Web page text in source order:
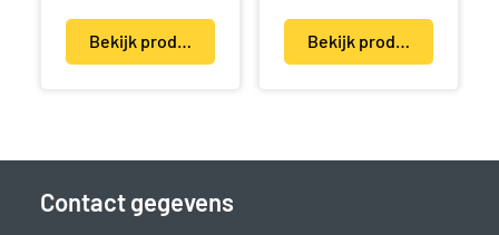
Bekijk product(en) Bekijk product(en)
Contact gegevens